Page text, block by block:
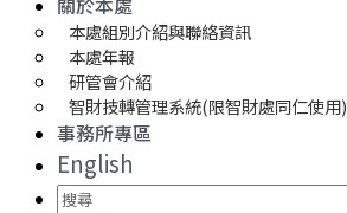
本處組別介紹與聯絡資訊
本處年報
研管會介紹
智財技轉管理系統(限智財處同仁使用)
事務所專區
English